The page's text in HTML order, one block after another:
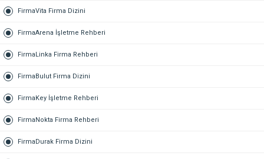
FirmaVita Firma Dizini
FirmaArena İşletme Rehberi
FirmaLinka Firma Rehberi
FirmaBulut Firma Dizini
FirmaKey İşletme Rehberi
FirmaNokta Firma Rehberi
FirmaDurak Firma Dizini